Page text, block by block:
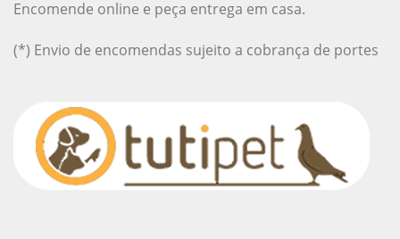
Encomende online e peça entrega em casa.
(*) Envio de encomendas sujeito a cobrança de portes